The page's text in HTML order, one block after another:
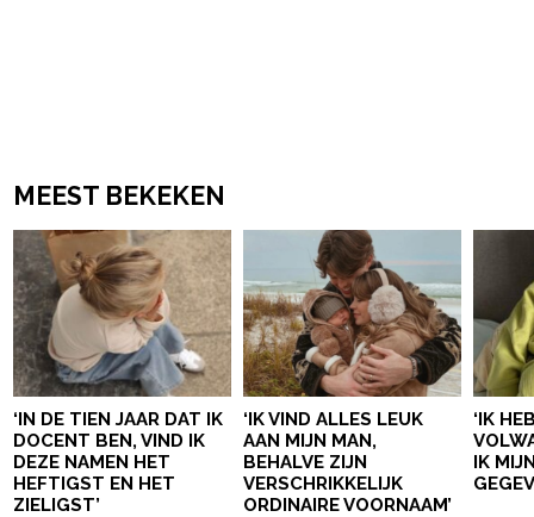
MEEST BEKEKEN
‘IN DE TIEN JAAR DAT IK
DOCENT BEN, VIND IK
DEZE NAMEN HET
HEFTIGST EN HET
ZIELIGST’
‘IK VIND ALLES LEUK
AAN MIJN MAN,
BEHALVE ZIJN
VERSCHRIKKELIJK
ORDINAIRE VOORNAAM’
‘IK
IK